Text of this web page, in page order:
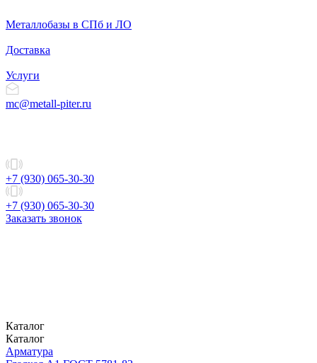
Металлобазы в СПб и ЛО
Доставка
Услуги
mc@metall-piter.ru
+7 (930) 065-30-30
+7 (930) 065-30-30
Заказать звонок
Каталог
Каталог
Арматура